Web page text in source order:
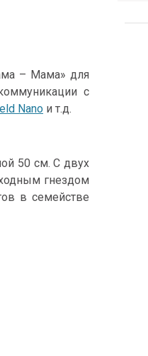
– Мама» для
c
Nano и т.д.
50 см. С двух
гнездом
в семействе